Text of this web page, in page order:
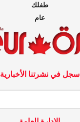
طفلك
عام
سجل في نشرتنا الأخبارية